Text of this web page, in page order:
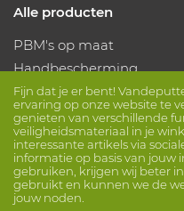
Fijn dat je er bent!
ervaring op onze website te
genieten van verschillende
veiligheidsmateriaal in je
interessante artikels via
informatie op basis van jouw
gebruiken, krijgen wij beter
gebruikt en kunnen we de
jouw noden.
Alle producten
PBM's op maat
Handbescherming
Voetbescherming
Beschermende kleding
Volg ons